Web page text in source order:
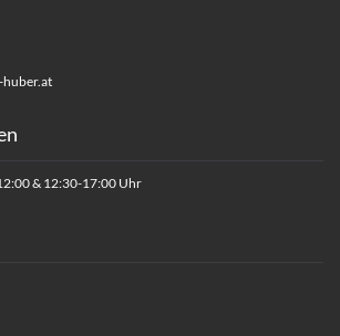
& 12:30-17:00 Uhr